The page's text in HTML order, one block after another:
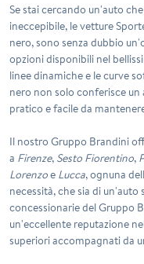
Se stai cercando un'auto
ineccepibile, le vetture
nero, sono senza dubbio
opzioni disponibili nel
linee dinamiche e le curve
nero non solo conferisce un
pratico e facile da
Il nostroGruppo Brandini
a Firenze, Sesto Fiorentino,
Lorenzoe Lucca, ognuna
necessità, che sia di
concessionarie del Gruppo
un'eccellente reputazione
superiori accompagnati da